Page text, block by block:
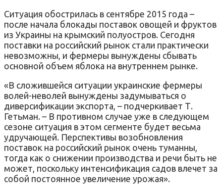
Ситуация обострилась в сентябре 2015 года –
после начала блокады поставок овощей и фруктов
из Украины на крымский полуостров. Сегодня
поставки на российский рынок стали практически
невозможны, и фермеры вынуждены сбывать
основной объем яблока на внутреннем рынке.
«В сложившейся ситуации украинские фермеры
волей-неволей вынуждены задумываться о
диверсификации экспорта, – подчеркивает Т.
Гетьман. – В противном случае уже в следующем
сезоне ситуация в этом сегменте будет весьма
удручающей. Перспективы возобновления
поставок на российский рынок очень туманны,
тогда как о снижении производства и речи быть не
может, поскольку интенсификация садов влечет за
собой постоянное увеличение урожая».